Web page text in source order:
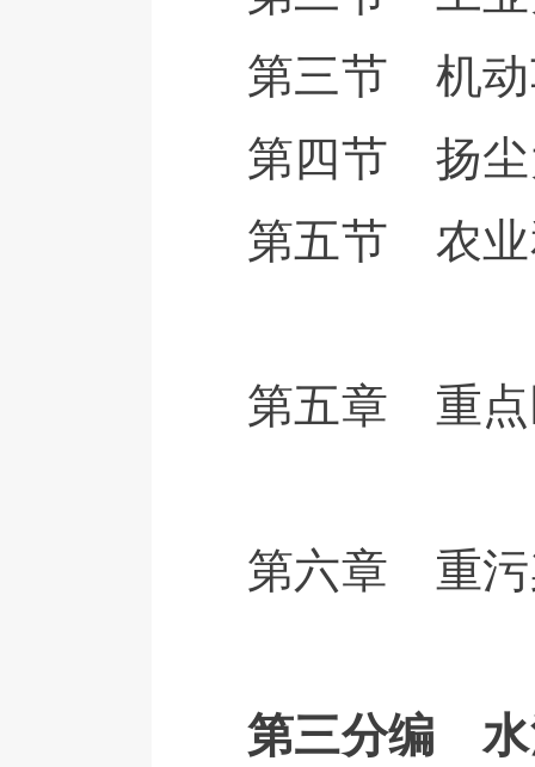
第三节 机动
第四节 扬尘
第五节 农业
第五章 重点
第六章 重污
第三分编 水